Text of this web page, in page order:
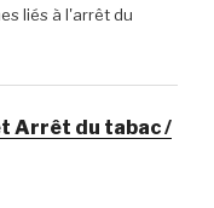
liés à l'arrêt du
Arrêt du tabac /